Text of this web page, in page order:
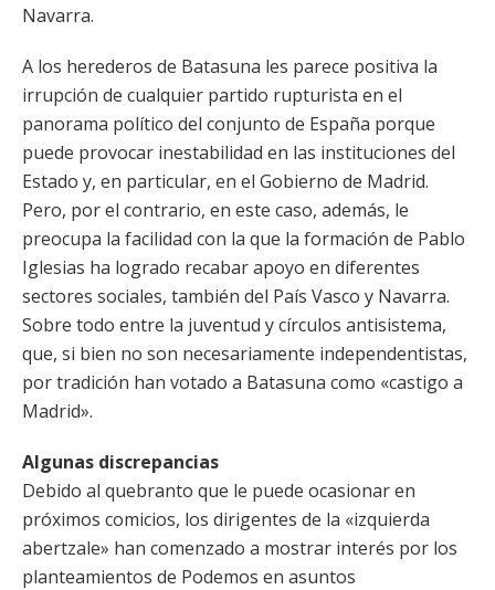
Navarra.
A los herederos de Batasuna les parece positiva la
irrupción de cualquier partido rupturista en el
panorama político del conjunto de España porque
puede provocar inestabilidad en las instituciones del
Estado y, en particular, en el Gobierno de Madrid.
Pero, por el contrario, en este caso, además, le
preocupa la facilidad con la que la formación de Pablo
Iglesias ha logrado recabar apoyo en diferentes
sectores sociales, también del País Vasco y Navarra.
Sobre todo entre la juventud y círculos antisistema,
que, si bien no son necesariamente independentistas,
por tradición han votado a Batasuna como «castigo a
Madrid».
Algunas discrepancias
Debido al quebranto que le puede ocasionar en
próximos comicios, los dirigentes de la «izquierda
abertzale» han comenzado a mostrar interés por los
planteamientos de Podemos en asuntos